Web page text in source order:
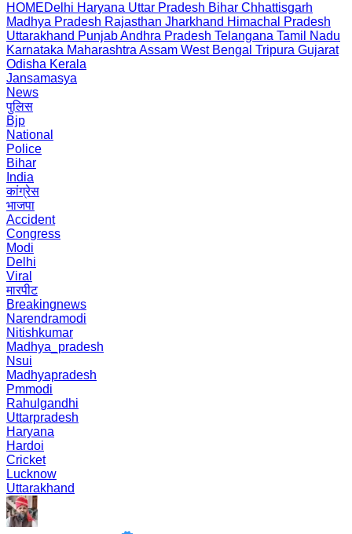
HOMEDelhi Haryana Uttar Pradesh Bihar Chhattisgarh
Madhya Pradesh Rajasthan Jharkhand Himachal Pradesh
Uttarakhand PunjabAndhra Pradesh Telangana Tamil Nadu
Karnataka Maharashtra Assam West Bengal Tripura Gujarat
Odisha Kerala
Jansamasya
News
पुलिस
Bjp
National
Police
Bihar
India
कांग्रेस
भाजपा
Accident
Congress
Modi
Delhi
Viral
मारपीट
Breakingnews
Narendramodi
Nitishkumar
Madhya_pradesh
Nsui
Madhyapradesh
Pmmodi
Rahulgandhi
Uttarpradesh
Haryana
Hardoi
Cricket
Lucknow
Uttarakhand